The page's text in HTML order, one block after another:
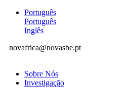
Português
Português
Inglês
novafrica@novasbe.pt
Sobre Nós
Investigação